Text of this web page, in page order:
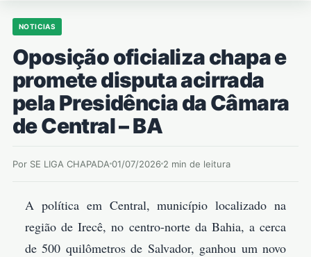
NOTICIAS
Oposição oficializa chapa e
promete disputa acirrada
pela Presidência da Câmara
de Central – BA
Por SE LIGA CHAPADA 01/07/2026 2 min de leitura
A política em Central, município localizado na
região de Irecê, no centro-norte da Bahia, a cerca
de 500 quilômetros de Salvador, ganhou um novo